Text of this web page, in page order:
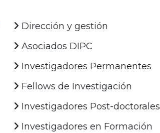
Dirección y gestión
Asociados DIPC
Investigadores Permanentes
Fellows de Investigación
Investigadores Post-doctorales
Investigadores en Formación